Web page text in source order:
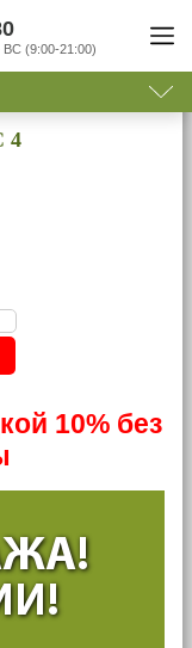
4
10% без
(9:00-21:00)